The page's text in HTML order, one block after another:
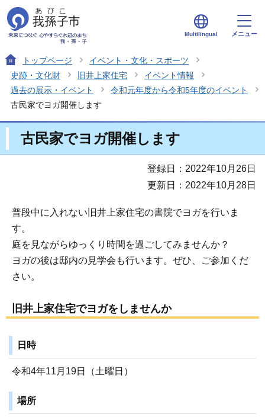
Multilingual メニュー
トップページ
イベント・文化・スポーツ
史跡・文化財
旧井上家住宅
イベント情報
過去の展示・イベント
令和元年度から令和5年度のイベント
古民家でヨガ開催します
古民家でヨガ開催します
登録日：2022年10月26日
更新日：2022年10月28日
普段中に入れない旧井上家住宅の書院でヨガを行いま
す。
庭を見ながらゆっくり時間を過ごしてみませんか？
ヨガの後は邸内の見学会も行います。ぜひ、ご参加くだ
さい。
旧井上家住宅でヨガをしませんか
日時
令和4年11月19日（土曜日）
場所